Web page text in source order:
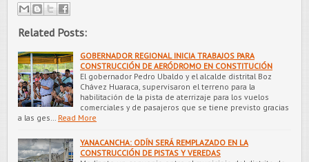
Related Posts:
GOBERNADOR REGIONAL INICIA TRABAJOS PARA
CONSTRUCCIÓN DE AERÓDROMO EN CONSTITUCIÓN
El gobernador Pedro Ubaldo y el alcalde distrital Boz
Chávez Huaraca, supervisaron el terreno para la
habilitación de la pista de aterrizaje para los vuelos
comerciales y de pasajeros que se tiene previsto gracias
a las ges…
Read More
YANACANCHA: ODÍN SERÁ REMPLAZADO EN LA
CONSTRUCCIÓN DE PISTAS Y VEREDAS